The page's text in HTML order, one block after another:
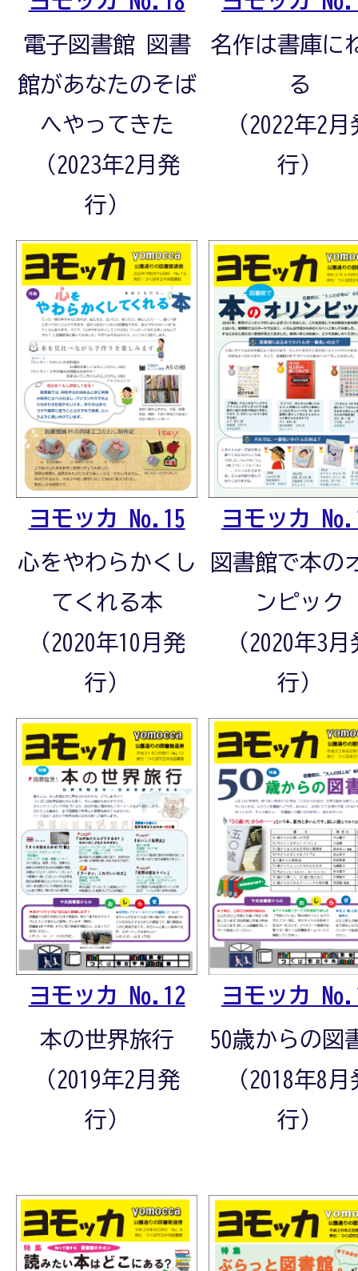
電子図書館 図書
館があなたのそば
へやってきた
（2023年2月発
行）
名作は書庫に
る
（2022年2月
行）
ヨモッカ No.15
心をやわらかくし
てくれる本
（2020年10月発
行）
ヨモッカ
図書館で本の
ンピック
（2020年3月
行）
ヨモッカ No.12
本の世界旅行
（2019年2月発
行）
ヨモッカ
50歳からの図
（2018年8月
行）